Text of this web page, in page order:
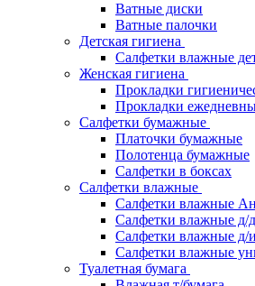
Ватные диски
Ватные палочки
Детская гигиена
Салфетки влажные
Женская гигиена
Прокладки
Прокладки
Салфетки бумажные
Платочки бумажные
Полотенца бумажные
Салфетки в боксах
Салфетки влажные
Салфетки влажные
Салфетки влажные д/
Салфетки влажные д/
Салфетки влажные
Туалетная бумага